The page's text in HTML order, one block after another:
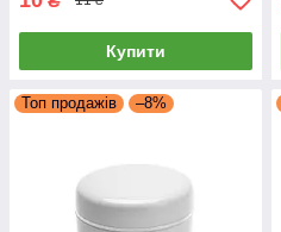
Купити
Топ продажів –8%